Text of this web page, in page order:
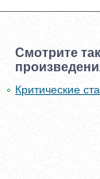
Смотрите
Критические